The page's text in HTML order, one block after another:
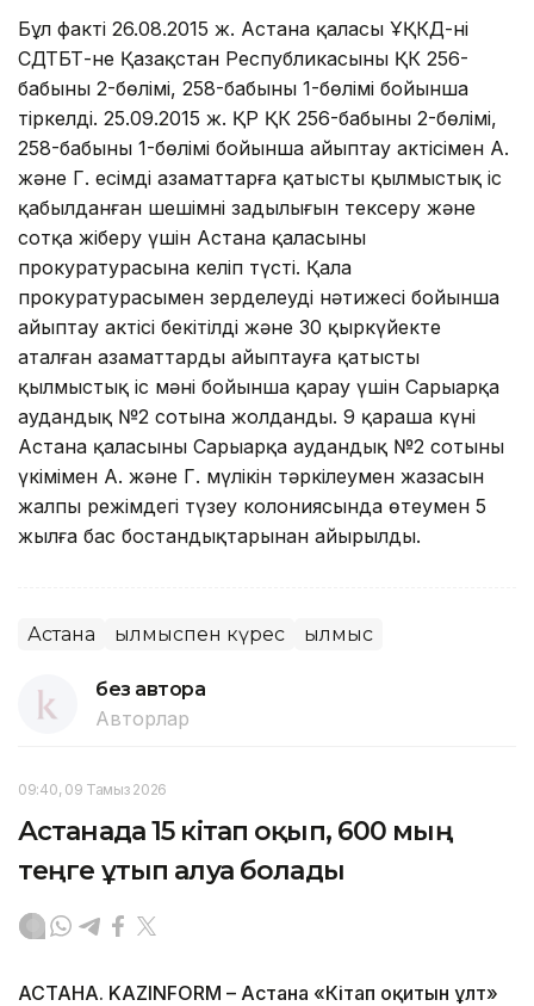
Бұл факті 26.08.2015 ж. Астана қаласы ҰҚКД-нің
СДТБТ-не Қазақстан Республикасының ҚК 256-
бабының 2-бөлімі, 258-бабының 1-бөлімі бойынша
тіркелді. 25.09.2015 ж. ҚР ҚК 256-бабының 2-бөлімі,
258-бабының 1-бөлімі бойынша айыптау актісімен А.
және Г. есімді азаматтарға қатысты қылмыстық іс
қабылданған шешімнің заңдылығын тексеру және
сотқа жіберу үшін Астана қаласының
прокуратурасына келіп түсті. Қала
прокуратурасымен зерделеудің нәтижесі бойынша
айыптау актісі бекітілді және 30 қыркүйекте
аталған азаматтарды айыптауға қатысты
қылмыстық іс мәні бойынша қарау үшін Сарыарқа
аудандық №2 cотына жолданды. 9 қараша күні
Астана қаласының Сарыарқа аудандық №2 сотының
үкімімен А. және Г. мүлікін тәркілеумен жазасын
жалпы режімдегі түзеу колониясында өтеумен 5
жылға бас бостандықтарынан айырылды.
Астана Қылмыспен күрес Қылмыс
без автора
Авторлар
09:40, 09 Тамыз 2026
Астанада 15 кітап оқып, 600 мың
теңге ұтып алуға болады
АСТАНА. KAZINFORM – Астана «Кітап оқитын ұлт»